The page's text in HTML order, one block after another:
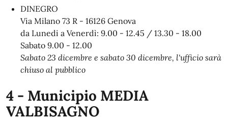
DINEGRO
Via Milano 73 R - 16126 Genova
da Lunedi a Venerdì: 9.00 - 12.45 / 13.30 - 18.00
Sabato 9.00 - 12.00
Sabato 23 dicembre e sabato 30 dicembre, l'ufficio sarà
chiuso al pubblico
4 - Municipio MEDIA
VALBISAGNO